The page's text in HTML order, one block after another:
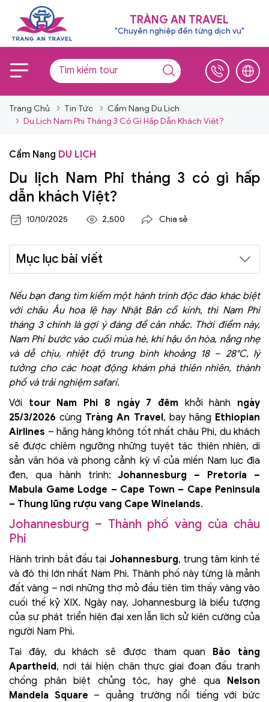
TRÀNG AN TRAVEL
"Chuyên nghiệp đến từng dịch vụ"
Trang Chủ Tin Tức
Cẩm Nang Du Lịch
Du Lịch Nam Phi Tháng 3 Có Gì Hấp Dẫn Khách Việt?
Cẩm Nang DU LỊCH
Du lịch Nam Phi tháng 3 có gì hấp
dẫn khách Việt?
10/10/2025 2,500 Chia sẻ
Mục lục bài viết
Nếu bạn đang tìm kiếm một hành trình độc đáo khác biệt
với châu Âu hoa lệ hay Nhật Bản cổ kính, thì Nam Phi
tháng 3 chính là gợi ý đáng để cân nhắc. Thời điểm này,
Nam Phi bước vào cuối mùa hè, khí hậu ôn hòa, nắng nhẹ
và dễ chịu, nhiệt độ trung bình khoảng 18 – 28°C, lý
tưởng cho các hoạt động khám phá thiên nhiên, thành
phố và trải nghiệm safari.
Với tour Nam Phi 8 ngày 7 đêmkhởi hành ngày
25/3/2026 cùng Tràng An Travel, bay hãng Ethiopian
Airlines – hãng hàng không tốt nhất châu Phi, du khách
sẽ được chiêm ngưỡng những tuyệt tác thiên nhiên, di
sản văn hóa và phong cảnh kỳ vĩ của miền Nam lục địa
đen, qua hành trình:Johannesburg – Pretoria –
Mabula Game Lodge – Cape Town – Cape Peninsula
– Thung lũng rượu vang Cape Winelands.
Johannesburg – Thành phố vàng của châu
Phi
Hành trình bắt đầu tại Johannesburg, trung tâm kinh tế
và đô thị lớn nhất Nam Phi. Thành phố này từng là mảnh
đất vàng – nơi những thợ mỏ đầu tiên tìm thấy vàng vào
cuối thế kỷ XIX. Ngày nay, Johannesburg là biểu tượng
của sự phát triển hiện đại xen lẫn lịch sử kiên cường của
người Nam Phi.
Tại đây, du khách sẽ được tham quan Bảo tàng
Apartheid, nơi tái hiện chân thực giai đoạn đấu tranh
chống phân biệt chủng tộc, hay ghé qua Nelson
Mandela Square – quảng trường nổi tiếng với bức